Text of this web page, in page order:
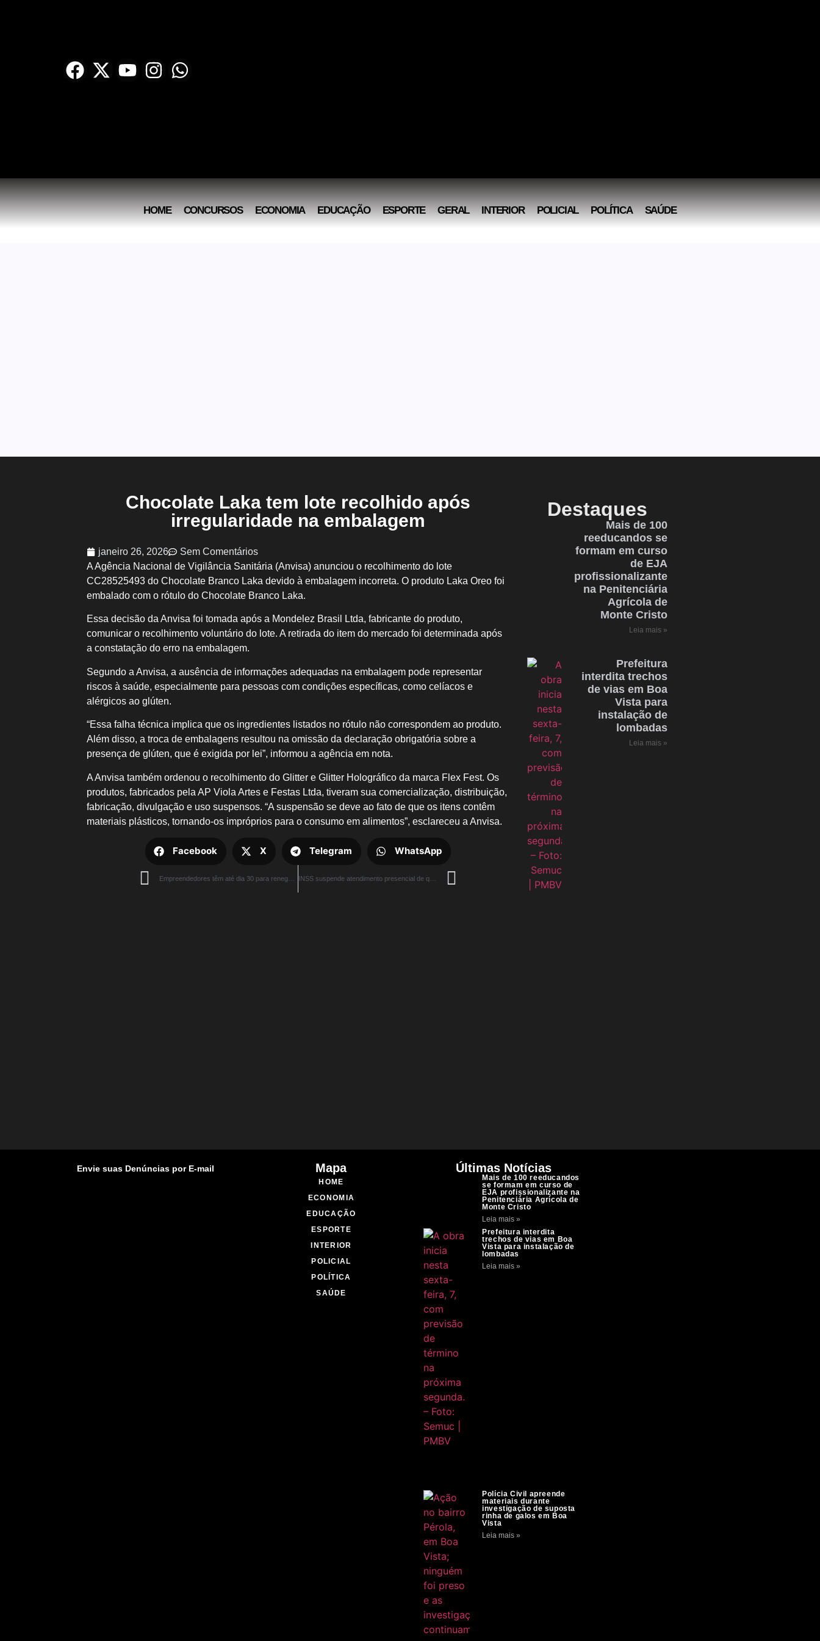
HOME CONCURSOS ECONOMIA EDUCAÇÃO ESPORTE GERAL INTERIOR POLICIAL POLÍTICA SAÚDE
Chocolate Laka tem lote recolhido após
irregularidade na embalagem
janeiro 26, 2026
Sem Comentários
A Agência Nacional de Vigilância Sanitária (Anvisa) anunciou o recolhimento do lote
CC28525493 do Chocolate Branco Laka devido à embalagem incorreta. O produto Laka Oreo foi
embalado com o rótulo do Chocolate Branco Laka.
Essa decisão da Anvisa foi tomada após a Mondelez Brasil Ltda, fabricante do produto,
comunicar o recolhimento voluntário do lote. A retirada do item do mercado foi determinada após
a constatação do erro na embalagem.
Segundo a Anvisa, a ausência de informações adequadas na embalagem pode representar
riscos à saúde, especialmente para pessoas com condições específicas, como celíacos e
alérgicos ao glúten.
“Essa falha técnica implica que os ingredientes listados no rótulo não correspondem ao produto.
Além disso, a troca de embalagens resultou na omissão da declaração obrigatória sobre a
presença de glúten, que é exigida por lei”, informou a agência em nota.
A Anvisa também ordenou o recolhimento do Glitter e Glitter Holográfico da marca Flex Fest. Os
produtos, fabricados pela AP Viola Artes e Festas Ltda, tiveram sua comercialização, distribuição,
fabricação, divulgação e uso suspensos. “A suspensão se deve ao fato de que os itens contêm
materiais plásticos, tornando-os impróprios para o consumo em alimentos”, esclareceu a Anvisa.
Facebook X Telegram WhatsApp
Empreendedores têm até dia 30 para renegociar débitos com a União INSS suspende atendimento presencial de quarta a sexta-feira
Destaques
Mais de 100
reeducandos se
formam em curso
de EJA
profissionalizante
na Penitenciária
Agrícola de
Monte Cristo
Leia mais »
Prefeitura
interdita trechos
de vias em Boa
Vista para
instalação de
lombadas
Leia mais »
Envie suas Denúncias por E-mail Mapa
HOME
ECONOMIA
EDUCAÇÃO
ESPORTE
INTERIOR
POLICIAL
POLÍTICA
SAÚDE
Últimas Notícias
Mais de 100 reeducandos
se formam em curso de
EJA profissionalizante na
Penitenciária Agrícola de
Monte Cristo
Leia mais »
Prefeitura interdita
trechos de vias em Boa
Vista para instalação de
lombadas
Leia mais »
Polícia Civil apreende
materiais durante
investigação de suposta
rinha de galos em Boa
Vista
Leia mais »